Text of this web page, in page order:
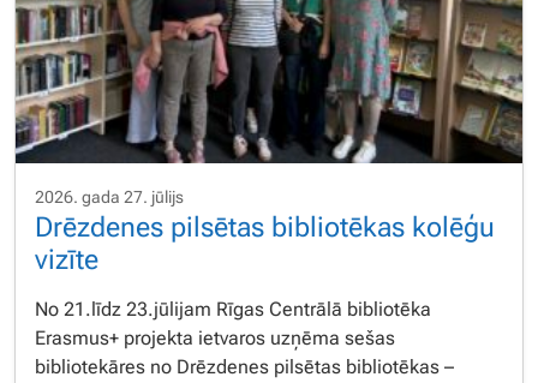
2026. gada 27. jūlijs
Drēzdenes pilsētas bibliotēkas kolēģu
vizīte
No 21.līdz 23.jūlijam Rīgas Centrālā bibliotēka
Erasmus+ projekta ietvaros uzņēma sešas
bibliotekāres no Drēzdenes pilsētas bibliotēkas –